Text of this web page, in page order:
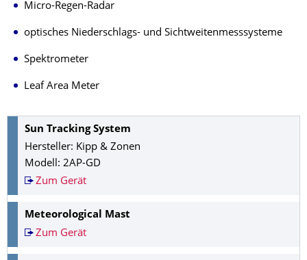
Micro-Regen-Radar
optisches Niederschlags- und Sichtweitenmesssysteme
Spektrometer
Leaf Area Meter
Sun Tracking System
Hersteller: Kipp & Zonen
Modell: 2AP-GD
Zum Gerät
Meteorological Mast
Zum Gerät